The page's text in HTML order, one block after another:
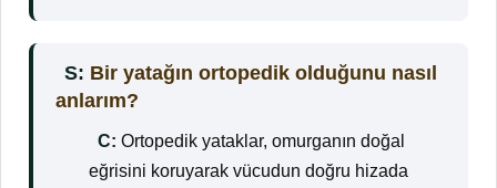
S: Bir yatağın ortopedik olduğunu nasıl
anlarım?
C: Ortopedik yataklar, omurganın doğal
eğrisini koruyarak vücudun doğru hizada